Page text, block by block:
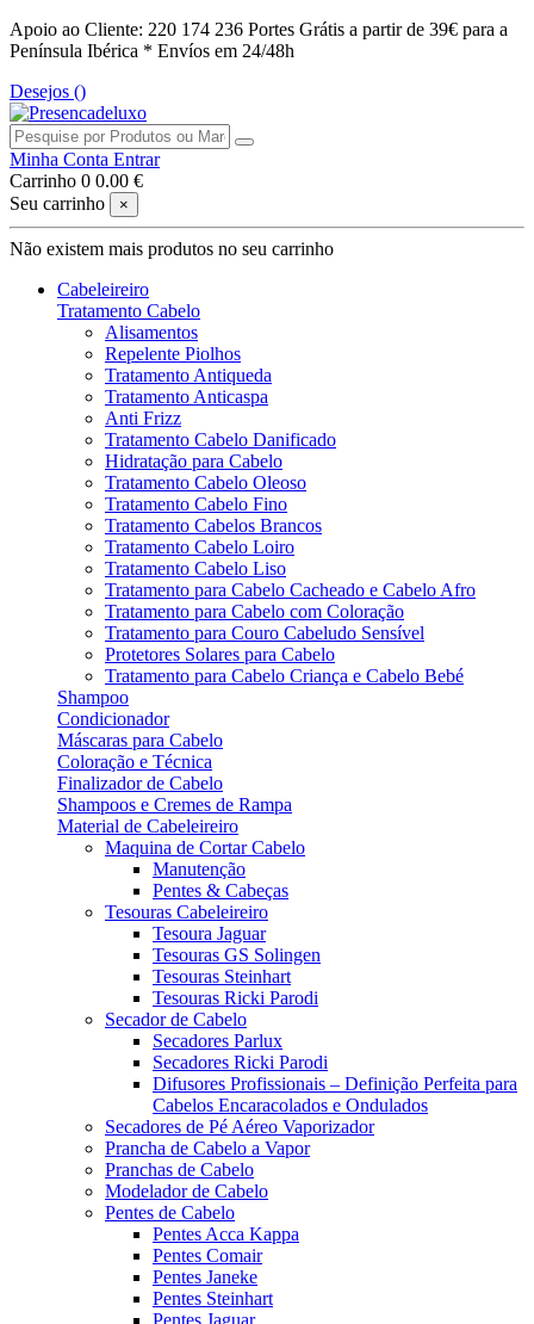
Apoio ao Cliente: 220 174 236 Portes Grátis a partir de 39€ para a
Península Ibérica * Envíos em 24/48h
Desejos ()
Minha Conta Entrar
Carrinho 0 0.00 €
Seu carrinho
×
Não existem mais produtos no seu carrinho
Cabeleireiro
Tratamento Cabelo
Alisamentos
Repelente Piolhos
Tratamento Antiqueda
Tratamento Anticaspa
Anti Frizz
Tratamento Cabelo Danificado
Hidratação para Cabelo
Tratamento Cabelo Oleoso
Tratamento Cabelo Fino
Tratamento Cabelos Brancos
Tratamento Cabelo Loiro
Tratamento Cabelo Liso
Tratamento para Cabelo Cacheado e Cabelo Afro
Tratamento para Cabelo com Coloração
Tratamento para Couro Cabeludo Sensível
Protetores Solares para Cabelo
Tratamento para Cabelo Criança e Cabelo Bebé
Shampoo
Condicionador
Máscaras para Cabelo
Coloração e Técnica
Finalizador de Cabelo
Shampoos e Cremes de Rampa
Material de Cabeleireiro
Maquina de Cortar Cabelo
Manutenção
Pentes & Cabeças
Tesouras Cabeleireiro
Tesoura Jaguar
Tesouras GS Solingen
Tesouras Steinhart
Tesouras Ricki Parodi
Secador de Cabelo
Secadores Parlux
Secadores Ricki Parodi
Difusores Profissionais – Definição Perfeita para
Cabelos Encaracolados e Ondulados
Secadores de Pé Aéreo Vaporizador
Prancha de Cabelo a Vapor
Pranchas de Cabelo
Modelador de Cabelo
Pentes de Cabelo
Pentes Acca Kappa
Pentes Comair
Pentes Janeke
Pentes Steinhart
Pentes Jaguar